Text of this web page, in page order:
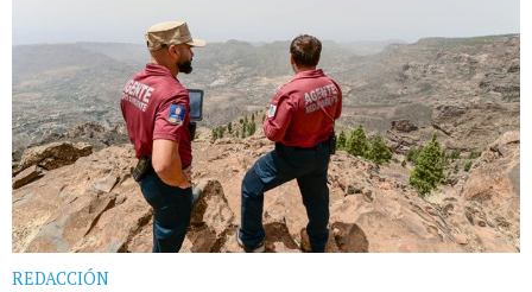
REDACCIÓN